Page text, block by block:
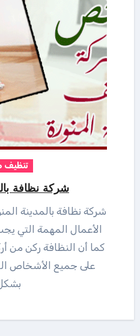
تنظيف
شركة نظافة
شركة نظافة بالمدينة المنورة أعمال التنظيف من
الأعمال المهمة التي
كما أن النظافة ركن من
على جميع الأشخاص